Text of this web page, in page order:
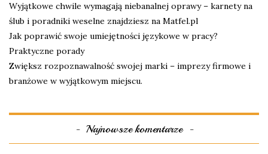
Wyjątkowe chwile wymagają niebanalnej oprawy – karnety na
ślub i poradniki weselne znajdziesz na Matfel.pl
Jak poprawić swoje umiejętności językowe w pracy?
Praktyczne porady
Zwiększ rozpoznawalność swojej marki – imprezy firmowe i
branżowe w wyjątkowym miejscu.
Najnowsze komentarze